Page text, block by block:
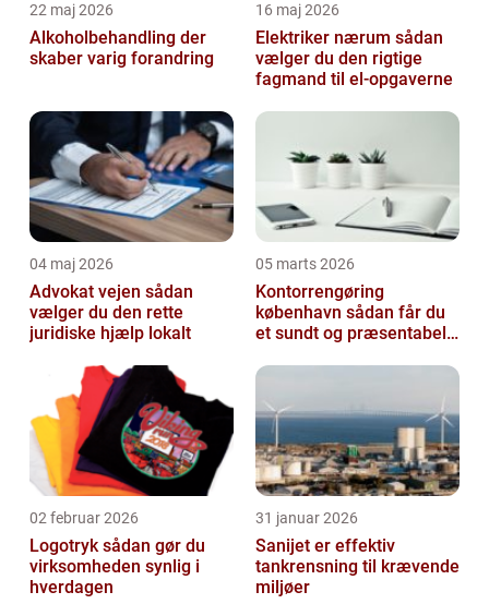
22 maj 2026
Alkoholbehandling der
skaber varig forandring
16 maj 2026
Elektriker nærum sådan
vælger du den rigtige
fagmand til el-opgaverne
04 maj 2026
Advokat vejen sådan
vælger du den rette
juridiske hjælp lokalt
05 marts 2026
Kontorrengøring
københavn sådan får du
et sundt og præsentabelt
02 februar 2026
Logotryk sådan gør du
virksomheden synlig i
hverdagen
31 januar 2026
Sanijet er effektiv
tankrensning til krævende
miljøer